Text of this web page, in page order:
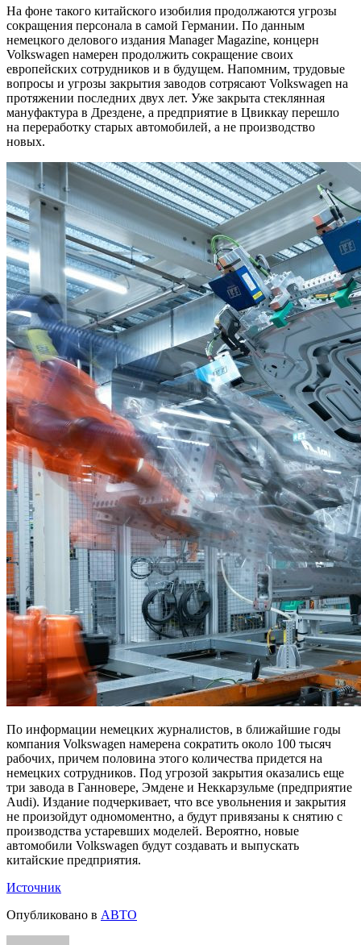
На фоне такого китайского изобилия продолжаются угрозы
сокращения персонала в самой Германии. По данным
немецкого делового издания Manager Magazine, концерн
Volkswagen намерен продолжить сокращение своих
европейских сотрудников и в будущем. Напомним, трудовые
вопросы и угрозы закрытия заводов сотрясают Volkswagen на
протяжении последних двух лет. Уже закрыта стеклянная
мануфактура в Дрездене, а предприятие в Цвиккау перешло
на переработку старых автомобилей, а не производство
новых.
По информации немецких журналистов, в ближайшие годы
компания Volkswagen намерена сократить около 100 тысяч
рабочих, причем половина этого количества придется на
немецких сотрудников. Под угрозой закрытия оказались еще
три завода в Ганновере, Эмдене и Неккарзульме (предприятие
Audi). Издание подчеркивает, что все увольнения и закрытия
не произойдут одномоментно, а будут привязаны к снятию с
производства устаревших моделей. Вероятно, новые
автомобили Volkswagen будут создавать и выпускать
китайские предприятия.
Источник
Опубликовано в АВТО